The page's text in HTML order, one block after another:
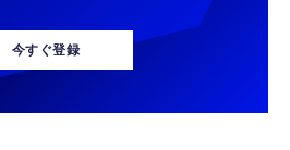
今すぐ登録